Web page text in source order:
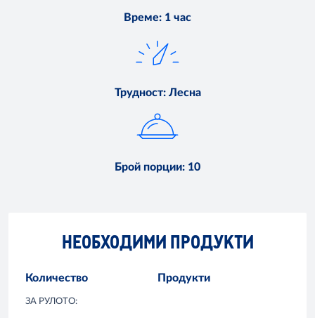
Време: 1 час
Трудност: Лесна
Брой порции: 10
НЕОБХОДИМИ ПРОДУКТИ
Количество Продукти
ЗА РУЛОТО: